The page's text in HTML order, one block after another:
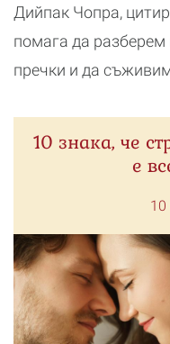
Дийпак Чопра,
помага да разберем
пречки и да
10 знака, че
е